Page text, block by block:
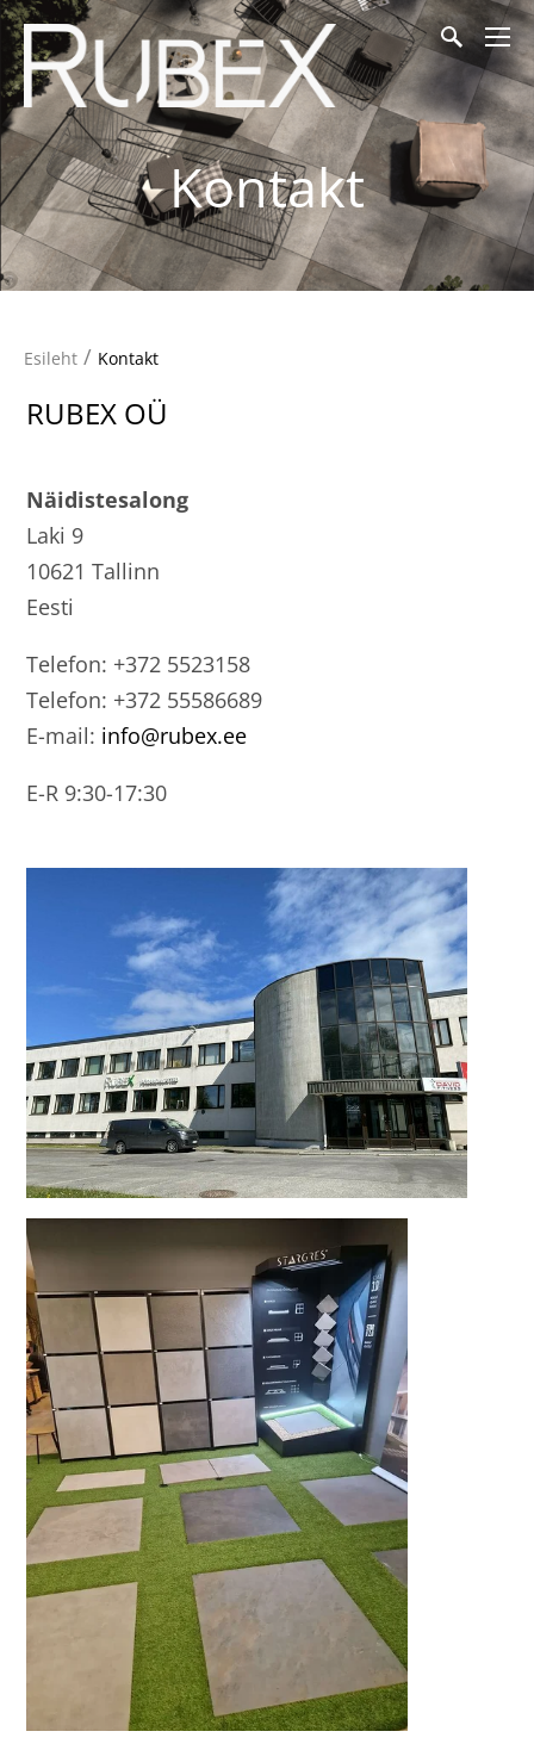
Kontakt
Esileht / Kontakt
RUBEX OÜ
Näidistesalong
Laki 9
10621 Tallinn
Eesti
Telefon: +372 5523158
Telefon: +372 55586689
E-mail: info@rubex.ee
E-R 9:30-17:30